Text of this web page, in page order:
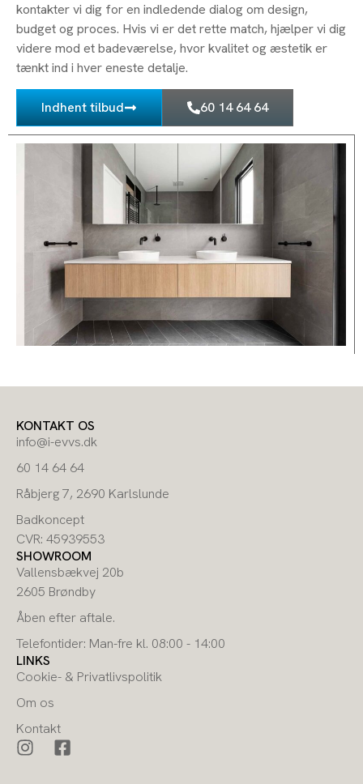
kontakter vi dig for en indledende dialog om design,
budget og proces. Hvis vi er det rette match, hjælper vi dig
videre mod et badeværelse, hvor kvalitet og æstetik er
tænkt ind i hver eneste detalje.
Indhent tilbud 60 14 64 64
KONTAKT OS
info@i-evvs.dk
60 14 64 64
Råbjerg 7, 2690 Karlslunde
Badkoncept
CVR: 45939553
SHOWROOM
Vallensbækvej 20b
2605 Brøndby
Åben efter aftale.
Telefontider: Man-fre kl. 08:00 - 14:00
LINKS
Cookie- & Privatlivspolitik
Om os
Kontakt